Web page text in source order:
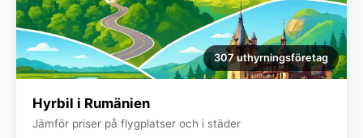
307 uthyrningsföretag
Hyrbil i Rumänien
Jämför priser på flygplatser och i städer